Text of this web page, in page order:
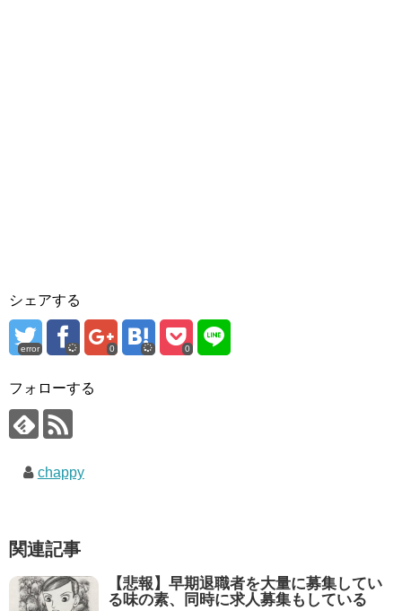
シェアする
error 0 0
フォローする
chappy
関連記事
【悲報】早期退職者を大量に募集してい
る味の素、同時に求人募集もしている